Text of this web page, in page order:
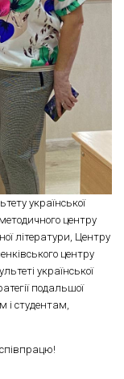
української
центру
літератури, Центру
центру
української
подальшої
і студентам,